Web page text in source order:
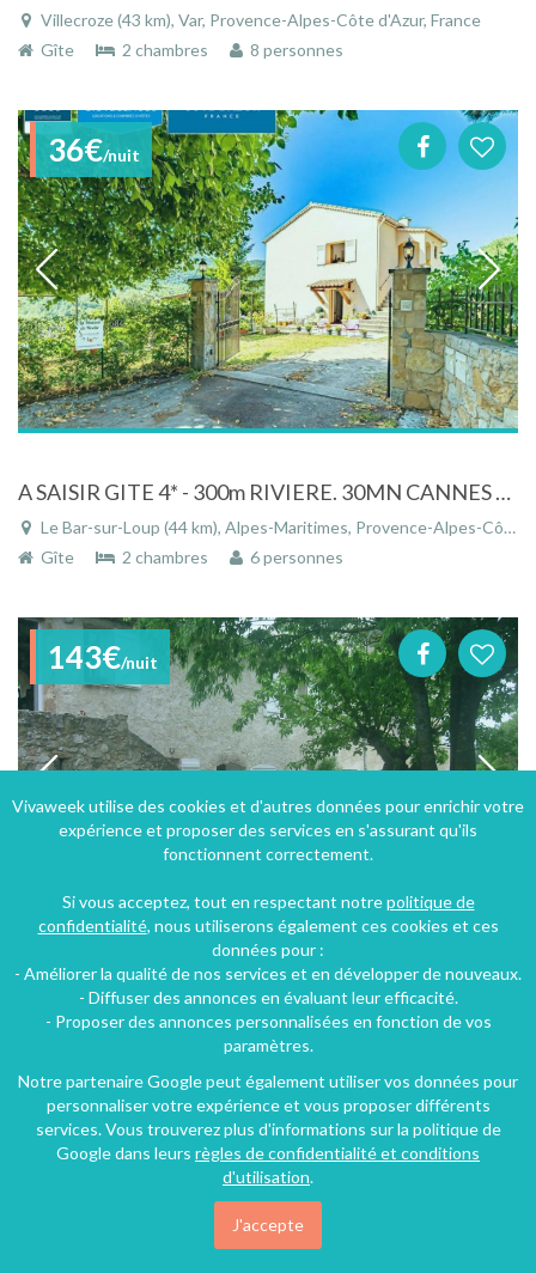
Villecroze (43 km), Var, Provence-Alpes-Côte d'Azur, France
Gîte
2 chambres 8 personnes
36€/nuit
A SAISIR GITE 4* - 300m RIVIERE. 30MN CANNES ET NICE. COTE D AZUR FRANCE
Le Bar-sur-Loup (44 km), Alpes-Maritimes, Provence-Alpes-Côte d'Azur, France
Gîte
2 chambres 6 personnes
143€/nuit
Bastide provençale avec piscine
Villecroze (44 km), Var, Provence-Alpes-Côte d'Azur, France
Vivaweek utilise des cookies et d'autres données pour enrichir votre
expérience et proposer des services en s'assurant qu'ils
fonctionnent correctement.
Si vous acceptez, tout en respectant notrepolitique de
confidentialité, nous utiliserons également ces cookies et ces
données pour :
- Améliorer la qualité de nos services et en développer de nouveaux.
- Diffuser des annonces en évaluant leur efficacité.
- Proposer des annonces personnalisées en fonction de vos
paramètres.
Notre partenaire Google peut également utiliser vos données pour
personnaliser votre expérience et vous proposer différents
services. Vous trouverez plus d'informations sur la politique de
Google dans leurs règles de confidentialité et conditions
d'utilisation.
J'accepte